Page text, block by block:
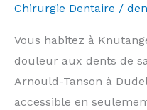
Arnould-
Tanson
Practice
Luxembourg
Chirurgie Dentaire /
Vous habitez à
douleur aux dents de
Arnould-Tanson à
accessible en